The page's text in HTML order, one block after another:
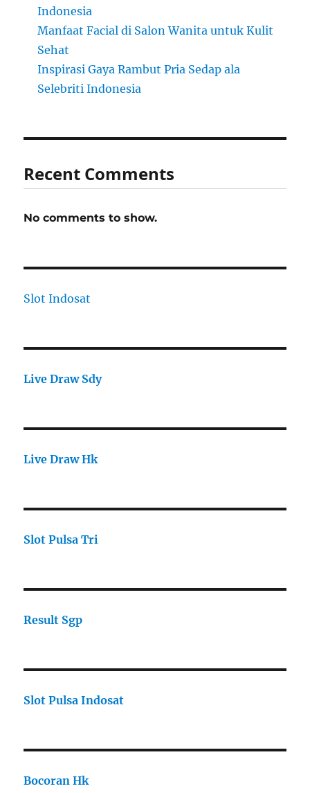
Indonesia
Manfaat Facial di Salon Wanita untuk Kulit
Sehat
Inspirasi Gaya Rambut Pria Sedap ala
Selebriti Indonesia
Recent Comments
No comments to show.
Slot Indosat
Live Draw Sdy
Live Draw Hk
Slot Pulsa Tri
Result Sgp
Slot Pulsa Indosat
Bocoran Hk